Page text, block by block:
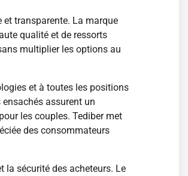
et transparente. La marque
qualité et de ressorts
multiplier les options au
et à toutes les positions
assurent un
les couples. Tediber met
des consommateurs
la sécurité des acheteurs. Le